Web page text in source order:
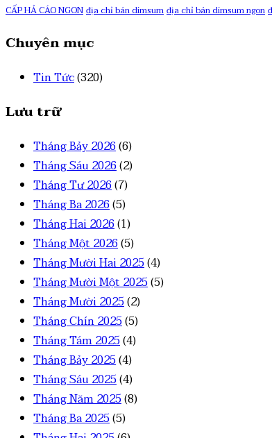
CẤP HẢ CÁO NGONđịa chỉ bán dimsumđịa chỉ bán dimsum ngon
Chuyên mục
Tin Tức(320)
Lưu trữ
Tháng Bảy 2026(6)
Tháng Sáu 2026(2)
Tháng Tư 2026(7)
Tháng Ba 2026(5)
Tháng Hai 2026(1)
Tháng Một 2026(5)
Tháng Mười Hai 2025(4)
Tháng Mười Một 2025(5)
Tháng Mười 2025(2)
Tháng Chín 2025(5)
Tháng Tám 2025(4)
Tháng Bảy 2025(4)
Tháng Sáu 2025(4)
Tháng Năm 2025(8)
Tháng Ba 2025(5)